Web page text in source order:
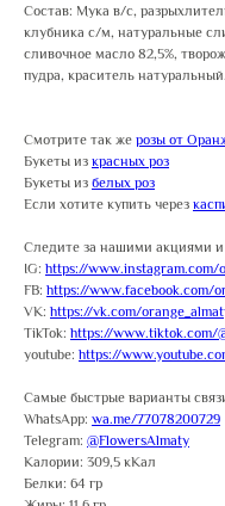
Состав: Мука в/с,
клубника с/м, натуральные
сливочное масло 82,5%,
пудра, краситель натуральный.
Смотрите так же розы от
Букеты из красных роз
Букеты из белых роз
Если хотите купить через
Следите за нашими акциями
IG: https://www.instagram.com/
FB: https://www.facebook.com/
VK: https://vk.com/
TikTok: https://www.tiktok.com/
youtube: https://
Самые быстрые варианты
WhatsApp: wa.me/77078200729
Telegram: @FlowersAlmaty
Калории: 309,5 кКал
Белки: 64 гр